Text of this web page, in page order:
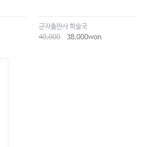
군자출판사 학술국
40,000
38,000won